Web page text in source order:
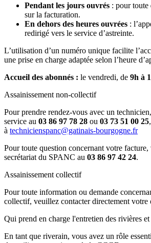
Pendant les jours ouvrés : pour toute
sur la facturation.
En dehors des heures ouvrées :
redirigé vers le service d’astreinte.
L’utilisation d’un numéro unique facilite
une prise en charge adaptée selon l’heure
Accueil des abonnés : le vendredi, de 9h à
Assainissement non-collectif
Pour prendre rendez-vous avec un
service au 03 86 97 78 28 ou 03 73 51 00 25
à technicienspanc@gatinais-bourgogne.fr
Pour toute question concernant votre
secrétariat du SPANC au 03 86 97 42 24.
Assainissement collectif
Pour toute information ou demande
collectif, veuillez contacter directement votre
Qui prend en charge l'entretien des rivières et
En tant que riverain, vous avez un rôle